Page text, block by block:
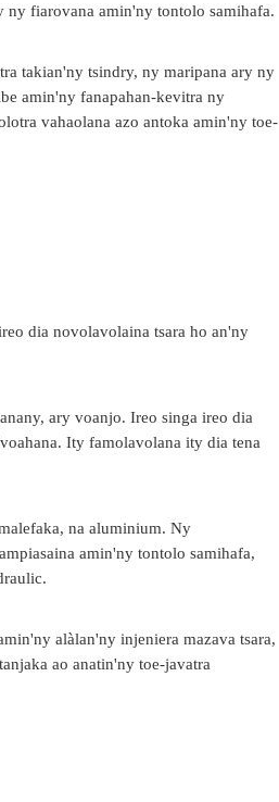
ny fiarovana amin'ny tontolo samihafa.
takian'ny tsindry, ny maripana ary ny
amin'ny fanapahan-kevitra ny
vahaolana azo antoka amin'ny toe-
dia novolavolaina tsara ho an'ny
ary voanjo. Ireo singa ireo dia
Ity famolavolana ity dia tena
na aluminium. Ny
amin'ny tontolo samihafa,
alàlan'ny injeniera mazava tsara,
ao anatin'ny toe-javatra